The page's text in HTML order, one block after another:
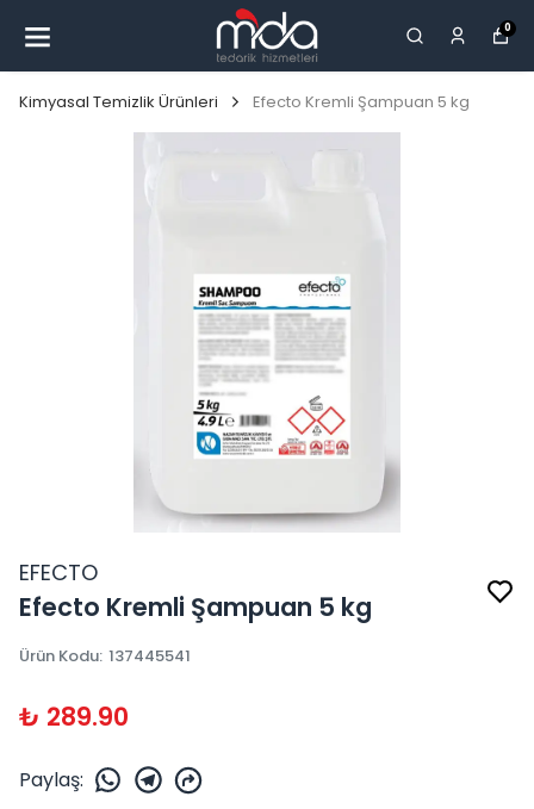
0
Kimyasal Temizlik Ürünleri Efecto Kremli Şampuan 5 kg
EFECTO
Efecto Kremli Şampuan 5 kg
Ürün Kodu: 137445541
₺ 289.90
Paylaş: